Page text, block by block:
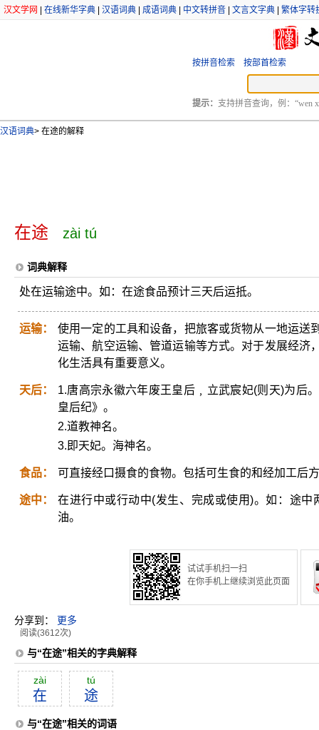
汉文学网 在线新华字典 汉语词典 成语词典 中文转拼音 文言文字典 繁体字转
按拼音检索 按部首检索
提示： 支持拼音查询，例：“wen
汉语词典> 在途的解释
在途 zài tú
词典解释
处在运输途中。如：在途食品预计三天后运抵。
运输：
使用一定的工具和设备，把旅客或货物从一地运送
运输、航空运输、管道运输等方式。对于发展经济
化生活具有重要意义。
天后：
1.唐高宗永徽六年废王皇后﹐立武宸妃(则天)为后
皇后纪》。
2.道教神名。
3.即天妃。海神名。
食品： 可直接经口摄食的食物。包括可生食的和经加工后
途中：
在进行中或行动中(发生、完成或使用)。如：途
油。
试试手机扫一扫
在你手机上继续浏览此页面
分享到： 更多
阅读(3612次)
与“在途”相关的字典解释
zài
在
tú
途
与“在途”相关的词语